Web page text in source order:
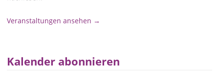
Veranstaltungen ansehen →
Kalender abonnieren